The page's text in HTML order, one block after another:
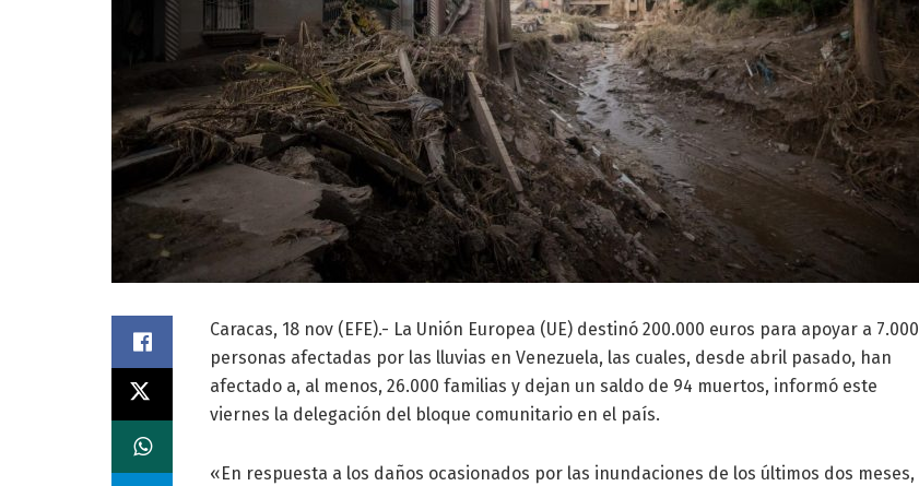
Caracas, 18 nov (EFE).- La Unión Europea (UE) destinó 200.000 euros para apoyar a 7.000
personas afectadas por las lluvias en Venezuela, las cuales, desde abril pasado, han
afectado a, al menos, 26.000 familias y dejan un saldo de 94 muertos, informó este
viernes la delegación del bloque comunitario en el país.
«En respuesta a los daños ocasionados por las inundaciones de los últimos dos meses,